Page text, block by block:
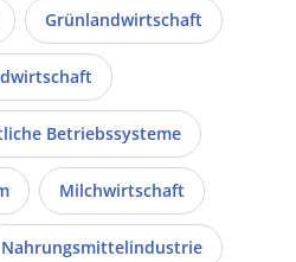
Grünlandwirtschaft
Betriebssysteme
Milchwirtschaft
Nahrungsmittelindustrie